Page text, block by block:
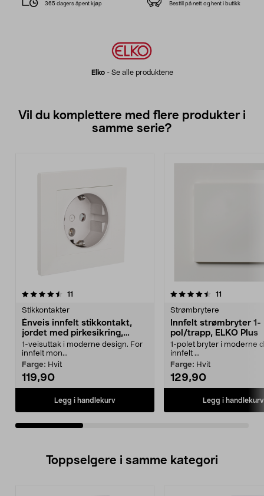
Elko- Se alle produktene
365 dagers åpent kjøp Bestill på nett og hent i butikk
Vil du komplettere med flere produkter i
samme serie?
11
Stikkontakter
Énveis innfelt stikkontakt,
jordet med pirkesikring,
ELKO Plus
1-veisuttak i moderne design. For
innfelt mon...
Farge: Hvit
119,90
Legg i handlekurv
4.5av 5 stjerner 11
Strømbrytere
Innfelt strømbryter 1-
pol/trapp, ELKO Plus
1-polet bryter i moderne
innfelt ...
Farge: Hvit
129,90
Legg i handlekurv
4.5av 5 stjerner
Toppselgere i samme kategori